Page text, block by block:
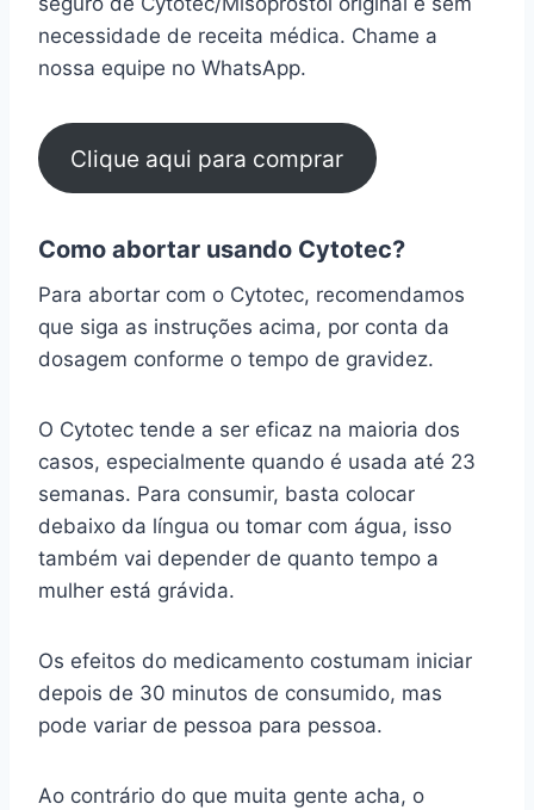
necessidade de receita médica. Chame a
nossa equipe no WhatsApp.
Clique aqui para comprar
Como abortar usando Cytotec?
Para abortar com o Cytotec, recomendamos
que siga as instruções acima, por conta da
dosagem conforme o tempo de gravidez.
O Cytotec tende a ser eficaz na maioria dos
casos, especialmente quando é usada até 23
semanas. Para consumir, basta colocar
debaixo da língua ou tomar com água, isso
também vai depender de quanto tempo a
mulher está grávida.
Os efeitos do medicamento costumam iniciar
depois de 30 minutos de consumido, mas
pode variar de pessoa para pessoa.
Ao contrário do que muita gente acha, o